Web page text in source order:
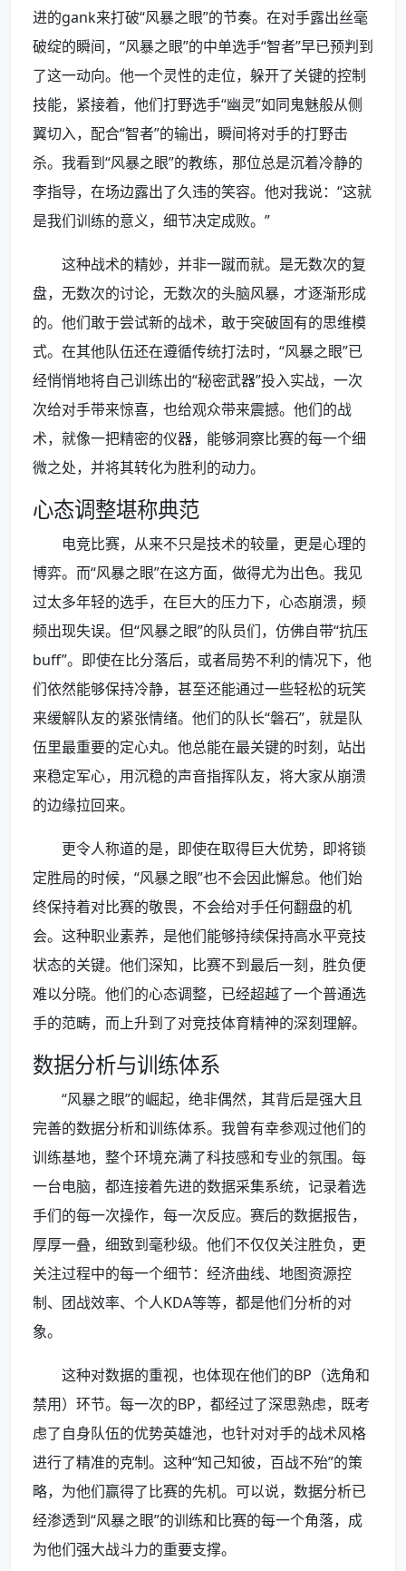
进的gank来打破“风暴之眼”的节奏。在对手露出丝毫
破绽的瞬间，“风暴之眼”的中单选手“智者”早已预判到
了这一动向。他一个灵性的走位，躲开了关键的控制
技能，紧接着，他们打野选手“幽灵”如同鬼魅般从侧
翼切入，配合“智者”的输出，瞬间将对手的打野击
杀。我看到“风暴之眼”的教练，那位总是沉着冷静的
李指导，在场边露出了久违的笑容。他对我说：“这就
是我们训练的意义，细节决定成败。”
这种战术的精妙，并非一蹴而就。是无数次的复
盘，无数次的讨论，无数次的头脑风暴，才逐渐形成
的。他们敢于尝试新的战术，敢于突破固有的思维模
式。在其他队伍还在遵循传统打法时，“风暴之眼”已
经悄悄地将自己训练出的“秘密武器”投入实战，一次
次给对手带来惊喜，也给观众带来震撼。他们的战
术，就像一把精密的仪器，能够洞察比赛的每一个细
微之处，并将其转化为胜利的动力。
心态调整堪称典范
电竞比赛，从来不只是技术的较量，更是心理的
博弈。而“风暴之眼”在这方面，做得尤为出色。我见
过太多年轻的选手，在巨大的压力下，心态崩溃，频
频出现失误。但“风暴之眼”的队员们，仿佛自带“抗压
buff”。即使在比分落后，或者局势不利的情况下，他
们依然能够保持冷静，甚至还能通过一些轻松的玩笑
来缓解队友的紧张情绪。他们的队长“磐石”，就是队
伍里最重要的定心丸。他总能在最关键的时刻，站出
来稳定军心，用沉稳的声音指挥队友，将大家从崩溃
的边缘拉回来。
更令人称道的是，即使在取得巨大优势，即将锁
定胜局的时候，“风暴之眼”也不会因此懈怠。他们始
终保持着对比赛的敬畏，不会给对手任何翻盘的机
会。这种职业素养，是他们能够持续保持高水平竞技
状态的关键。他们深知，比赛不到最后一刻，胜负便
难以分晓。他们的心态调整，已经超越了一个普通选
手的范畴，而上升到了对竞技体育精神的深刻理解。
数据分析与训练体系
“风暴之眼”的崛起，绝非偶然，其背后是强大且
完善的数据分析和训练体系。我曾有幸参观过他们的
训练基地，整个环境充满了科技感和专业的氛围。每
一台电脑，都连接着先进的数据采集系统，记录着选
手们的每一次操作，每一次反应。赛后的数据报告，
厚厚一叠，细致到毫秒级。他们不仅仅关注胜负，更
关注过程中的每一个细节：经济曲线、地图资源控
制、团战效率、个人KDA等等，都是他们分析的对
象。
这种对数据的重视，也体现在他们的BP（选角和
禁用）环节。每一次的BP，都经过了深思熟虑，既考
虑了自身队伍的优势英雄池，也针对对手的战术风格
进行了精准的克制。这种“知己知彼，百战不殆”的策
略，为他们赢得了比赛的先机。可以说，数据分析已
经渗透到“风暴之眼”的训练和比赛的每一个角落，成
为他们强大战斗力的重要支撑。